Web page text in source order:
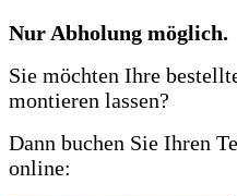
Nur Abholung möglich.
Sie möchten Ihre
montieren lassen?
Dann buchen Sie Ihren
online: